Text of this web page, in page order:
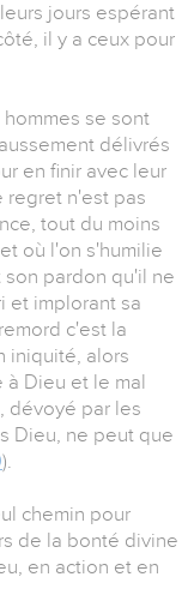
jours espérant
il y a ceux pour
se sont
délivrés
en finir avec leur
regret n'est pas
tout du moins
où l'on s'humilie
pardon qu'il ne
et implorant sa
c'est la
iniquité, alors
Dieu et le mal
dévoyé par les
Dieu, ne peut que
).
chemin pour
de la bonté divine
en action et en